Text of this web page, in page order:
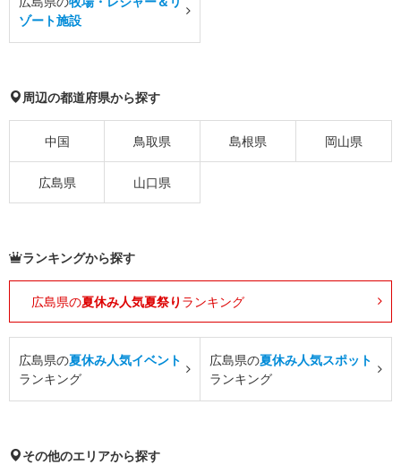
ゾート施設
周辺の都道府県から探す
中国 鳥取県 島根県 岡山県
広島県 山口県
ランキングから探す
広島県の夏休み人気夏祭り ランキング
広島県の夏休み人気イベント
ランキング
広島県の夏休み人気スポット
ランキング
その他のエリアから探す